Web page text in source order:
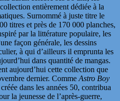
entièrement dédiée à la
Surnommé à juste titre le
titres et près de 170 000 planches,
par la littérature populaire, les
façon générale, les dessins
à qui d’ailleurs il emprunta les
dans quantité de mangas.
aujourd’hui cette collection que
dernier. Comme Astro Boy
créée dans les années 50, contribua
la jeunesse de l’après-guerre,